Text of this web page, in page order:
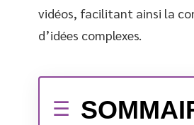
vidéos, facilitant ainsi la
d’idées complexes.